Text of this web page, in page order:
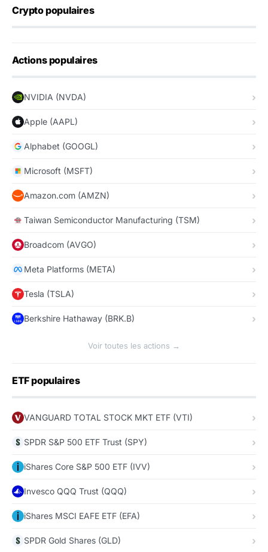
Crypto populaires
Actions populaires
NVIDIA (NVDA)
Apple (AAPL)
Alphabet (GOOGL)
Microsoft (MSFT)
Amazon.com (AMZN)
Taiwan Semiconductor Manufacturing (TSM)
Broadcom (AVGO)
Meta Platforms (META)
Tesla (TSLA)
Berkshire Hathaway (BRK.B)
Voir toutes les actions →
ETF populaires
VANGUARD TOTAL STOCK MKT ETF (VTI)
SPDR S&P 500 ETF Trust (SPY)
iShares Core S&P 500 ETF (IVV)
Invesco QQQ Trust (QQQ)
iShares MSCI EAFE ETF (EFA)
SPDR Gold Shares (GLD)